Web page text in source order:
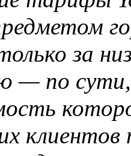
за
— по
клиентов